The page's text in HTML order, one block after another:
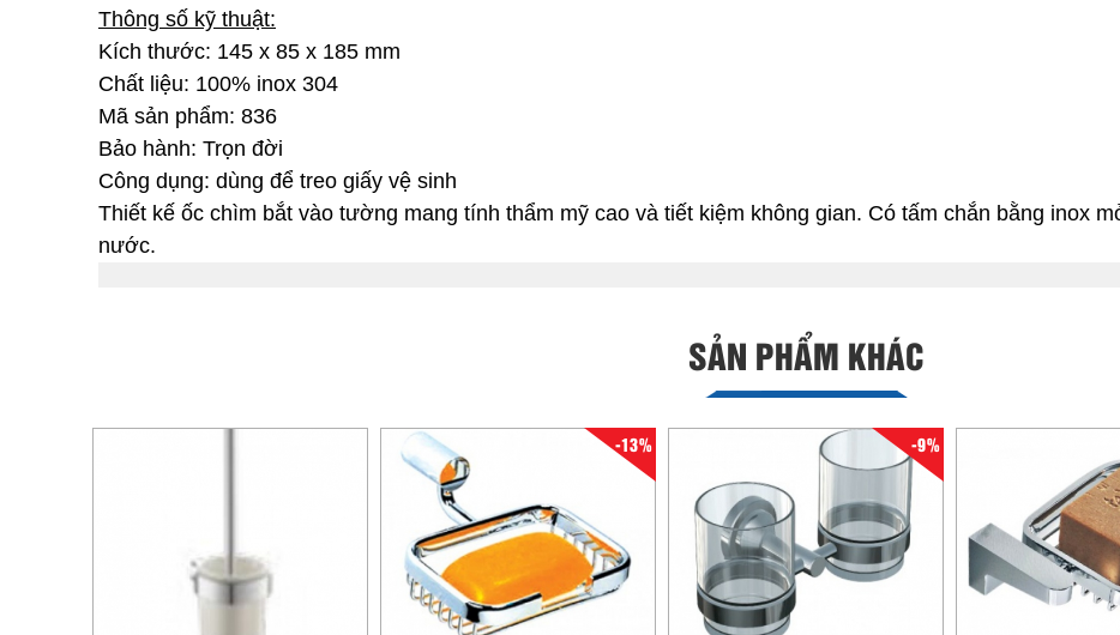
Thông số kỹ thuật:
Kích thước: 145 x 85 x 185 mm
Chất liệu: 100% inox 304
Mã sản phẩm: 836
Bảo hành: Trọn đời
Công dụng: dùng để treo giấy vệ sinh
Thiết kế ốc chìm bắt vào tường mang tính thẩm mỹ cao và tiết kiệm không gian. Có tấm chắn bằng inox
nước.
SẢN PHẨM KHÁC
-13% -9%